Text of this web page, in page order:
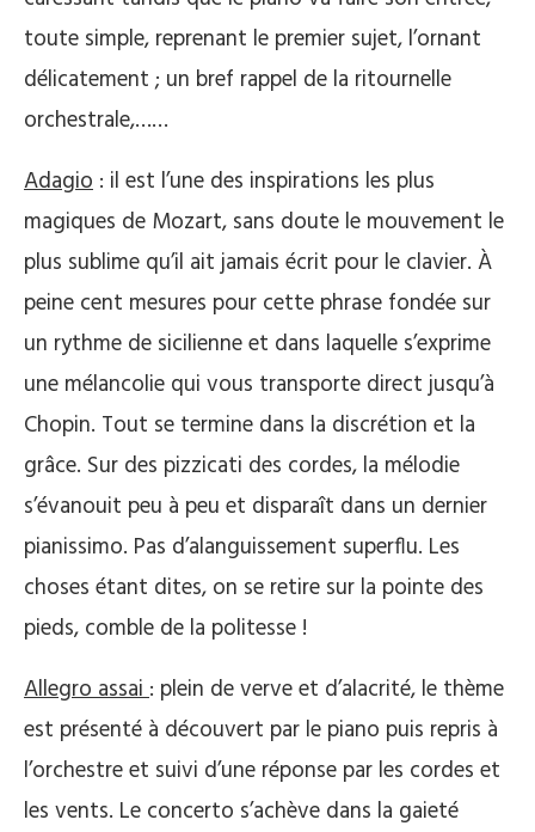
toute simple, reprenant le premier sujet, l’ornant
délicatement ; un bref rappel de la ritournelle
orchestrale,……
Adagio : il est l’une des inspirations les plus
magiques de Mozart, sans doute le mouvement le
plus sublime qu’il ait jamais écrit pour le clavier. À
peine cent mesures pour cette phrase fondée sur
un rythme de sicilienne et dans laquelle s’exprime
une mélancolie qui vous transporte direct jusqu’à
Chopin. Tout se termine dans la discrétion et la
grâce. Sur des pizzicati des cordes, la mélodie
s’évanouit peu à peu et disparaît dans un dernier
pianissimo. Pas d’alanguissement superflu. Les
choses étant dites, on se retire sur la pointe des
pieds, comble de la politesse !
Allegro assai: plein de verve et d’alacrité, le thème
est présenté à découvert par le piano puis repris à
l’orchestre et suivi d’une réponse par les cordes et
les vents. Le concerto s’achève dans la gaieté